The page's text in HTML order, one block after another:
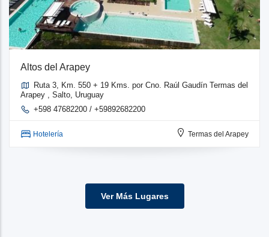
Altos del Arapey
Ruta 3, Km. 550 + 19 Kms. por Cno. Raúl Gaudín Termas del
Arapey , Salto, Uruguay
+598 47682200 / +59892682200
Hotelería Termas del Arapey
Ver Más Lugares